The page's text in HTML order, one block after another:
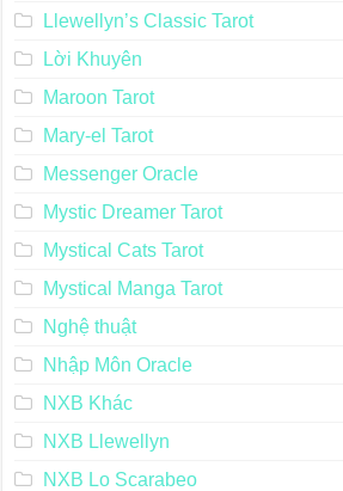
Llewellyn’s Classic Tarot
Lời Khuyên
Maroon Tarot
Mary-el Tarot
Messenger Oracle
Mystic Dreamer Tarot
Mystical Cats Tarot
Mystical Manga Tarot
Nghệ thuật
Nhập Môn Oracle
NXB Khác
NXB Llewellyn
NXB Lo Scarabeo